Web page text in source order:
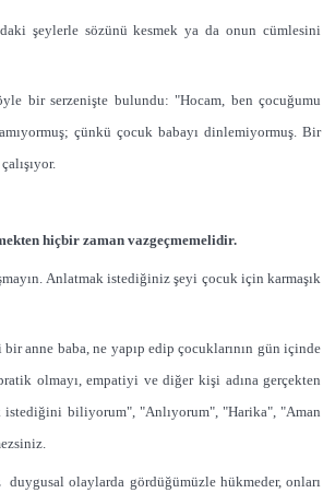
şeylerle sözünü kesmek ya da onun cümlesini
bir serzenişte bulundu: "Hocam, ben çocuğumu
çünkü çocuk babayı dinlemiyormuş. Bir
hiçbir zaman vazgeçmemelidir.
Anlatmak istediğiniz şeyi çocuk için karmaşık
anne baba, ne yapıp edip çocuklarının gün içinde
olmayı, empatiyi ve diğer kişi adına gerçekten
istediğini biliyorum", "Anlıyorum", "Harika", "Aman
olaylarda gördüğümüzle hükmeder, onları